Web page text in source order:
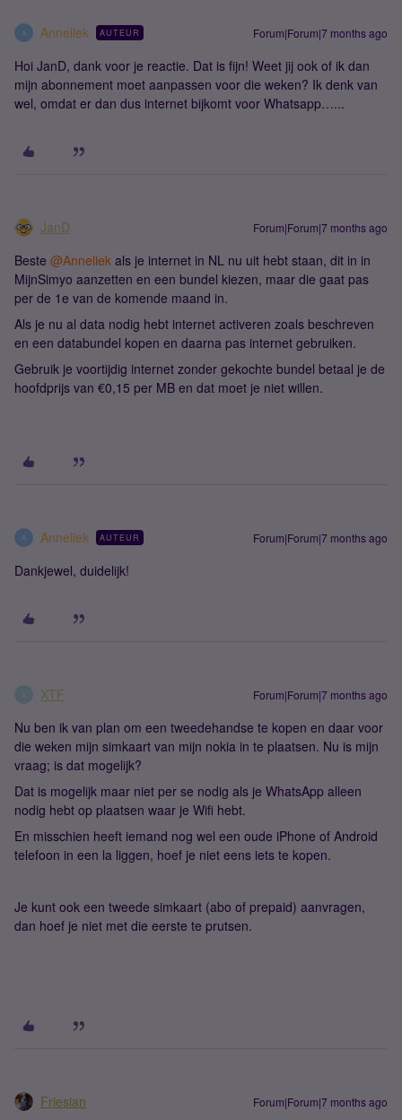
A Anneliek AUTEUR Forum|Forum|7 months ago
Hoi JanD, dank voor je reactie. Dat is fijn! Weet jij ook of ik dan
mijn abonnement moet aanpassen voor die weken? Ik denk van
wel, omdat er dan dus internet bijkomt voor Whatsapp…...
JanD Forum|Forum|7 months ago
Beste ​ @Anneliek als je internet in NL nu uit hebt staan, dit in in
MijnSimyo aanzetten en een bundel kiezen, maar die gaat pas
per de 1e van de komende maand in.
Als je nu al data nodig hebt internet activeren zoals beschreven
en een databundel kopen en daarna pas internet gebruiken.
Gebruik je voortijdig internet zonder gekochte bundel betaal je de
hoofdprijs van €0,15 per MB en dat moet je niet willen.
A Anneliek AUTEUR Forum|Forum|7 months ago
Dankjewel, duidelijk!
XTF Forum|Forum|7 months ago
Nu ben ik van plan om een tweedehandse te kopen en daar voor
die weken mijn simkaart van mijn nokia in te plaatsen. Nu is mijn
vraag; is dat mogelijk?
Dat is mogelijk maar niet per se nodig als je WhatsApp alleen
nodig hebt op plaatsen waar je Wifi hebt.
En misschien heeft iemand nog wel een oude iPhone of Android
telefoon in een la liggen, hoef je niet eens iets te kopen.
Je kunt ook een tweede simkaart (abo of prepaid) aanvragen,
dan hoef je niet met die eerste te prutsen.
Friesian Forum|Forum|7 months ago